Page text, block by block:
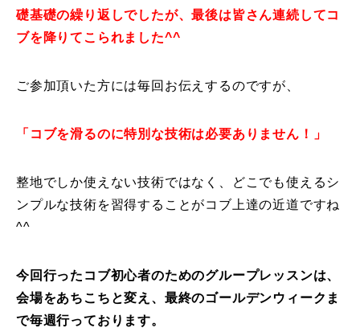
Movie
無料プレゼント動画
プレゼント付メルマガ
常時メルマガ
お問合せ 特定商取引法に基づく表記 プライバシーポリシー 会社
礎基礎の繰り返しでしたが、最後は皆さん連続してコ
ブを降りてこられました^^
ご参加頂いた方には毎回お伝えするのですが、
「コブを滑るのに特別な技術は必要ありません！」
整地でしか使えない技術ではなく、どこでも使えるシ
ンプルな技術を習得することがコブ上達の近道ですね
^^
今回行ったコブ初心者のためのグループレッスンは、
会場をあちこちと変え、最終のゴールデンウィークま
で毎週行っております。